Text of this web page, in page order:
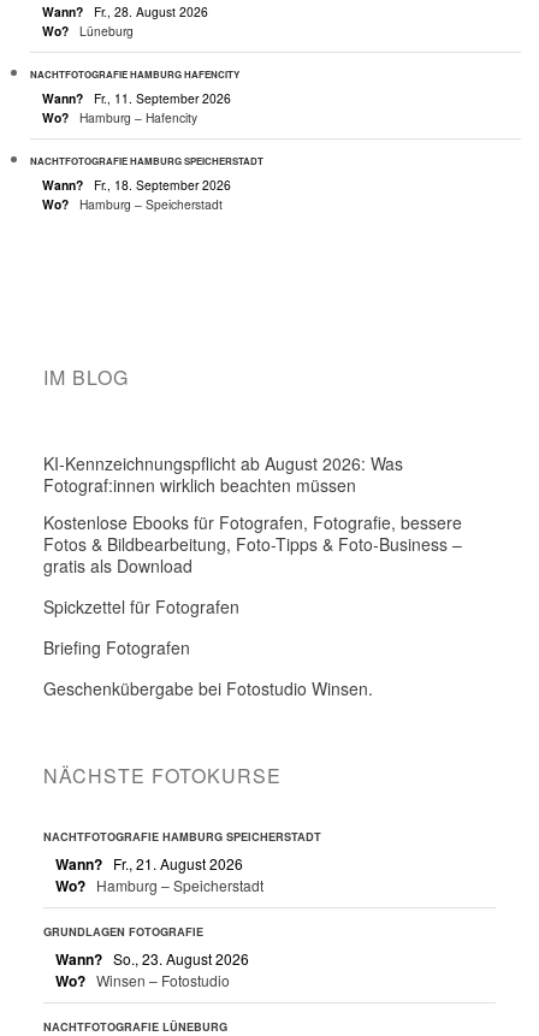
Wann?
Fr., 28. August 2026
Wo?
Lüneburg
NACHTFOTOGRAFIE HAMBURG HAFENCITY
Wann?
Fr., 11. September 2026
Wo?
Hamburg – Hafencity
NACHTFOTOGRAFIE HAMBURG SPEICHERSTADT
Wann?
Fr., 18. September 2026
Wo?
Hamburg – Speicherstadt
IM BLOG
KI-Kennzeichnungspflicht ab August 2026: Was
Fotograf:innen wirklich beachten müssen
Kostenlose Ebooks für Fotografen, Fotografie, bessere
Fotos & Bildbearbeitung, Foto-Tipps & Foto-Business –
gratis als Download
Spickzettel für Fotografen
Briefing Fotografen
Geschenkübergabe bei Fotostudio Winsen.
NÄCHSTE FOTOKURSE
NACHTFOTOGRAFIE HAMBURG SPEICHERSTADT
Wann? Fr., 21. August 2026
Wo? Hamburg – Speicherstadt
GRUNDLAGEN FOTOGRAFIE
Wann? So., 23. August 2026
Wo? Winsen – Fotostudio
NACHTFOTOGRAFIE LÜNEBURG